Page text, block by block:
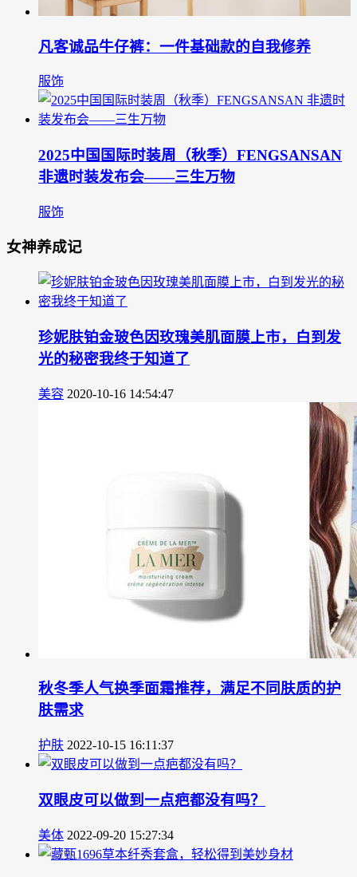
凡客诚品牛仔裤：一件基础款的自我修养
服饰
2025中国国际时装周（秋季）FENGSANSAN
非遗时装发布会——三生万物
服饰
女神养成记
珍妮肤铂金玻色因玫瑰美肌面膜上市，白到发
光的秘密我终于知道了
美容 2020-10-16 14:54:47
秋冬季人气换季面霜推荐，满足不同肤质的护
肤需求
护肤 2022-10-15 16:11:37
双眼皮可以做到一点疤都没有吗？
美体 2022-09-20 15:27:34